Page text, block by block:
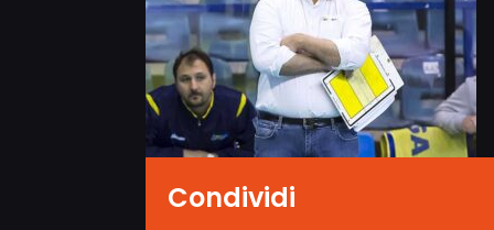
Condividi